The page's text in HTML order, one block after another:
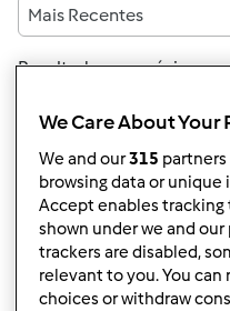
Mais Recentes
Resultados por página:
Responder mensagem
Anónimo (não verificado)
We Care About Your
We and our315 partners
browsing data or
Accept enables
shown under we and
trackers are disabled,
relevant to you. You
choices or withdraw